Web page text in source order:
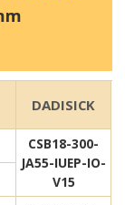
DADISICK
CSB18-300-
JA55-IUEP-IO-
V15